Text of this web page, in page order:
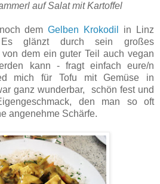
auf Salat mit Kartoffel
demGelben Krokodil
in Linz
glänzt durch sein großes
dem ein guter Teil auch vegan
kann - fragt einfach eure/n
mich für Tofu mit Gemüse in
ganz wunderbar, schön fest und
den man so oft
angenehme Schärfe.